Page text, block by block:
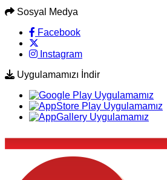
Sosyal Medya
Facebook
Instagram
Uygulamamızı İndir